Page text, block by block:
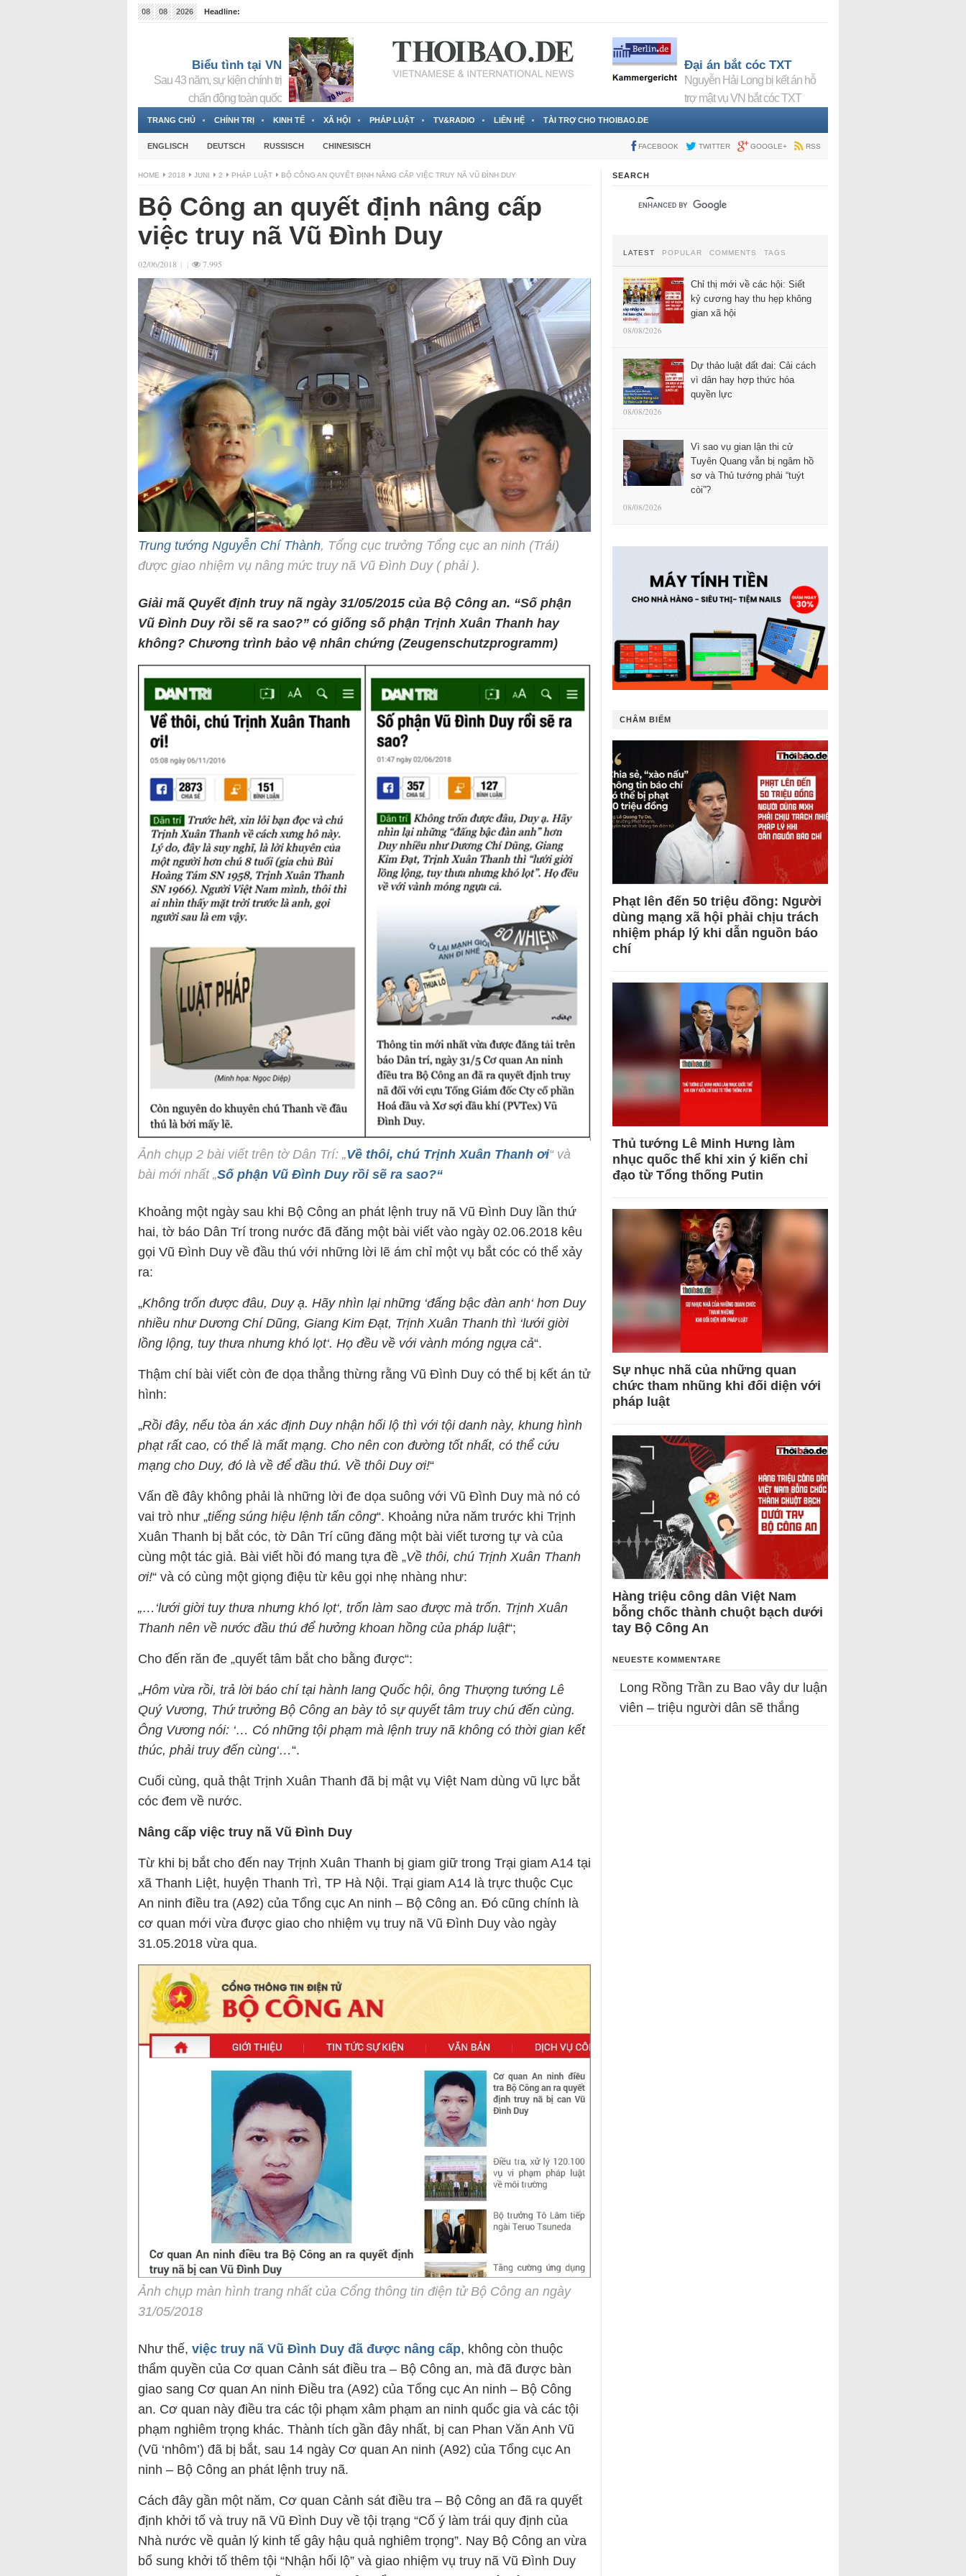
08 08 2026
Headline:
Biểu tình tại VN
Sau 43 năm, sự kiện chính trị
chấn động toàn quốc
Đại án bắt cóc TXT
Nguyễn Hải Long bị kết án hỗ
trợ mật vụ VN bắt cóc TXT
TRANG CHỦ CHÍNH TRỊ KINH TẾ XÃ HỘI PHÁP LUẬT TV&RADIO LIÊN HỆ TÀI TRỢ CHO THOIBAO.DE
ENGLISCH DEUTSCH RUSSISCH CHINESISCH FACEBOOK TWITTER GOOGLE+ RSS
HOME 2018 JUNI 2 PHÁP LUẬT BỘ CÔNG AN QUYẾT ĐỊNH NÂNG CẤP VIỆC TRUY NÃ VŨ ĐÌNH DUY
Bộ Công an quyết định nâng cấp
việc truy nã Vũ Đình Duy
02/06/2018 | | 7.995
Trung tướng Nguyễn Chí Thành, Tổng cục trưởng Tổng cục an ninh (Trái)
được giao nhiệm vụ nâng mức truy nã Vũ Đình Duy ( phải ).
Giải mã Quyết định truy nã ngày 31/05/2015 của Bộ Công an. “Số phận
Vũ Đình Duy rồi sẽ ra sao?” có giống số phận Trịnh Xuân Thanh hay
không? Chương trình bảo vệ nhân chứng (Zeugenschutzprogramm)
Ảnh chụp 2 bài viết trên tờ Dân Trí: „Về thôi, chú Trịnh Xuân Thanh ơi“ và
bài mới nhất „Số phận Vũ Đình Duy rồi sẽ ra sao?“
Khoảng một ngày sau khi Bộ Công an phát lệnh truy nã Vũ Đình Duy lần thứ
hai, tờ báo Dân Trí trong nước đã đăng một bài viết vào ngày 02.06.2018 kêu
gọi Vũ Đình Duy về đầu thú với những lời lẽ ám chỉ một vụ bắt cóc có thể xảy
ra:
„Không trốn được đâu, Duy ạ. Hãy nhìn lại những ‘đấng bậc đàn anh‘ hơn Duy
nhiều như Dương Chí Dũng, Giang Kim Đạt, Trịnh Xuân Thanh thì ‘lưới giời
lồng lộng, tuy thưa nhưng khó lọt‘. Họ đều về với vành móng ngựa cả“.
Thậm chí bài viết còn đe dọa thẳng thừng rằng Vũ Đình Duy có thể bị kết án tử
hình:
„Rồi đây, nếu tòa án xác định Duy nhận hối lộ thì với tội danh này, khung hình
phạt rất cao, có thể là mất mạng. Cho nên con đường tốt nhất, có thể cứu
mạng cho Duy, đó là về để đầu thú. Về thôi Duy ơi!“
Vấn đề đây không phải là những lời đe dọa suông với Vũ Đình Duy mà nó có
vai trò như „tiếng súng hiệu lệnh tấn công“. Khoảng nửa năm trước khi Trịnh
Xuân Thanh bị bắt cóc, tờ Dân Trí cũng đăng một bài viết tương tự và của
cùng một tác giả. Bài viết hồi đó mang tựa đề „Về thôi, chú Trịnh Xuân Thanh
ơi!“ và có cùng một giọng điệu từ kêu gọi nhẹ nhàng như:
„…‘lưới giời tuy thưa nhưng khó lọt‘, trốn làm sao được mà trốn. Trịnh Xuân
Thanh nên về nước đầu thú để hưởng khoan hồng của pháp luật“;
Cho đến răn đe „quyết tâm bắt cho bằng được“:
„Hôm vừa rồi, trả lời báo chí tại hành lang Quốc hội, ông Thượng tướng Lê
Quý Vương, Thứ trưởng Bộ Công an bày tỏ sự quyết tâm truy chú đến cùng.
Ông Vương nói: ‘… Có những tội phạm mà lệnh truy nã không có thời gian kết
thúc, phải truy đến cùng‘…“.
Cuối cùng, quả thật Trịnh Xuân Thanh đã bị mật vụ Việt Nam dùng vũ lực bắt
cóc đem về nước.
Nâng cấp việc truy nã Vũ Đình Duy
Từ khi bị bắt cho đến nay Trịnh Xuân Thanh bị giam giữ trong Trại giam A14 tại
xã Thanh Liệt, huyện Thanh Trì, TP Hà Nội. Trại giam A14 là trực thuộc Cục
An ninh điều tra (A92) của Tổng cục An ninh – Bộ Công an. Đó cũng chính là
cơ quan mới vừa được giao cho nhiệm vụ truy nã Vũ Đình Duy vào ngày
31.05.2018 vừa qua.
Ảnh chụp màn hình trang nhất của Cổng thông tin điện tử Bộ Công an ngày
31/05/2018
Như thế, việc truy nã Vũ Đình Duy đã được nâng cấp, không còn thuộc
thẩm quyền của Cơ quan Cảnh sát điều tra – Bộ Công an, mà đã được bàn
giao sang Cơ quan An ninh Điều tra (A92) của Tổng cục An ninh – Bộ Công
an. Cơ quan này điều tra các tội phạm xâm phạm an ninh quốc gia và các tội
phạm nghiêm trọng khác. Thành tích gần đây nhất, bị can Phan Văn Anh Vũ
(Vũ ‘nhôm’) đã bị bắt, sau 14 ngày Cơ quan An ninh (A92) của Tổng cục An
ninh – Bộ Công an phát lệnh truy nã.
Cách đây gần một năm, Cơ quan Cảnh sát điều tra – Bộ Công an đã ra quyết
định khởi tố và truy nã Vũ Đình Duy về tội trạng “Cố ý làm trái quy định của
Nhà nước về quản lý kinh tế gây hậu quả nghiêm trọng”. Nay Bộ Công an vừa
bổ sung khởi tố thêm tội “Nhận hối lộ” và giao nhiệm vụ truy nã Vũ Đình Duy
SEARCH
LATEST POPULAR COMMENTS TAGS
Chỉ thị mới về các hội: Siết
kỷ cương hay thu hẹp không
gian xã hội
08/08/2026
Dự thảo luật đất đai: Cải cách
vì dân hay hợp thức hóa
quyền lực
08/08/2026
Vì sao vụ gian lận thi cử
Tuyên Quang vẫn bị ngâm hồ
sơ và Thủ tướng phải “tuýt
còi”?
08/08/2026
CHÂM BIẾM
Phạt lên đến 50 triệu đồng: Người
dùng mạng xã hội phải chịu trách
nhiệm pháp lý khi dẫn nguồn báo
chí
Thủ tướng Lê Minh Hưng làm
nhục quốc thể khi xin ý kiến chỉ
đạo từ Tổng thống Putin
Sự nhục nhã của những quan
chức tham nhũng khi đối diện với
pháp luật
Hàng triệu công dân Việt Nam
bỗng chốc thành chuột bạch dưới
tay Bộ Công An
NEUESTE KOMMENTARE
Long Rồng Trần zu Bao vây dư luận
viên – triệu người dân sẽ thắng